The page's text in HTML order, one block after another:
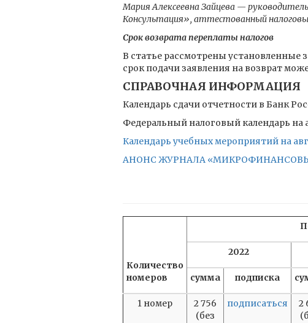
Мария Алексеевна Зайцева —
Консультация», аттестованный
Срок возврата переплаты налогов
В статье рассмотрены установленные
срок подачи заявления на возврат
СПРАВОЧНАЯ ИНФОРМАЦИЯ
Календарь сдачи отчетности в Банк
Федеральный налоговый календарь на
Календарь учебных мероприятий на
АНОНС ЖУРНАЛА
Количество
номеров
2022
сумма подписка
1 номер
2 756
(без
подписаться
2